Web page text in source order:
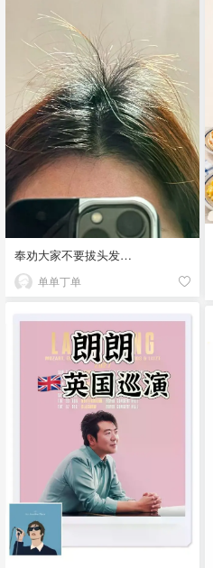
奉劝大家不要拔头发…
单单丁单